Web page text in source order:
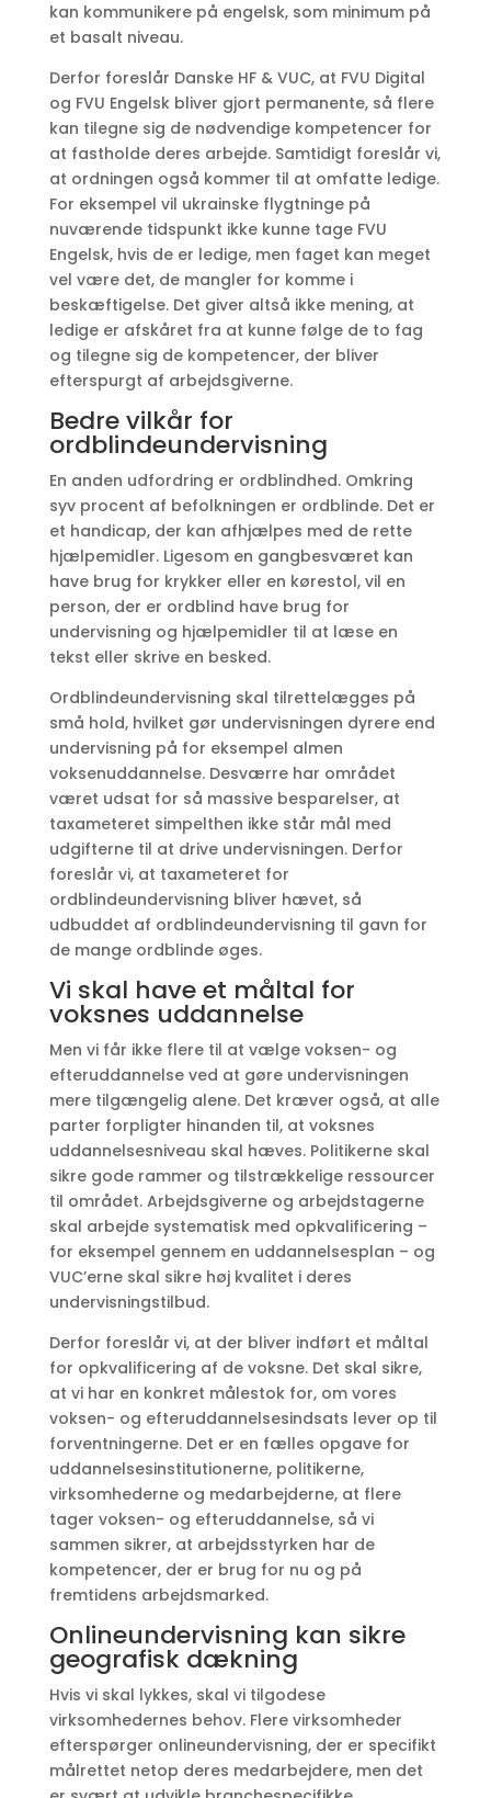
kan kommunikere på engelsk, som minimum på
et basalt niveau.
Derfor foreslår Danske HF & VUC, at FVU Digital
og FVU Engelsk bliver gjort permanente, så flere
kan tilegne sig de nødvendige kompetencer for
at fastholde deres arbejde. Samtidigt foreslår vi,
at ordningen også kommer til at omfatte ledige.
For eksempel vil ukrainske flygtninge på
nuværende tidspunkt ikke kunne tage FVU
Engelsk, hvis de er ledige, men faget kan meget
vel være det, de mangler for komme i
beskæftigelse. Det giver altså ikke mening, at
ledige er afskåret fra at kunne følge de to fag
og tilegne sig de kompetencer, der bliver
efterspurgt af arbejdsgiverne.
Bedre vilkår for
ordblindeundervisning
En anden udfordring er ordblindhed. Omkring
syv procent af befolkningen er ordblinde. Det er
et handicap, der kan afhjælpes med de rette
hjælpemidler. Ligesom en gangbesværet kan
have brug for krykker eller en kørestol, vil en
person, der er ordblind have brug for
undervisning og hjælpemidler til at læse en
tekst eller skrive en besked.
Ordblindeundervisning skal tilrettelægges på
små hold, hvilket gør undervisningen dyrere end
undervisning på for eksempel almen
voksenuddannelse. Desværre har området
været udsat for så massive besparelser, at
taxameteret simpelthen ikke står mål med
udgifterne til at drive undervisningen. Derfor
foreslår vi, at taxameteret for
ordblindeundervisning bliver hævet, så
udbuddet af ordblindeundervisning til gavn for
de mange ordblinde øges.
Vi skal have et måltal for
voksnes uddannelse
Men vi får ikke flere til at vælge voksen- og
efteruddannelse ved at gøre undervisningen
mere tilgængelig alene. Det kræver også, at alle
parter forpligter hinanden til, at voksnes
uddannelsesniveau skal hæves. Politikerne skal
sikre gode rammer og tilstrækkelige ressourcer
til området. Arbejdsgiverne og arbejdstagerne
skal arbejde systematisk med opkvalificering –
for eksempel gennem en uddannelsesplan – og
VUC’erne skal sikre høj kvalitet i deres
undervisningstilbud.
Derfor foreslår vi, at der bliver indført et måltal
for opkvalificering af de voksne. Det skal sikre,
at vi har en konkret målestok for, om vores
voksen- og efteruddannelsesindsats lever op til
forventningerne. Det er en fælles opgave for
uddannelsesinstitutionerne, politikerne,
virksomhederne og medarbejderne, at flere
tager voksen- og efteruddannelse, så vi
sammen sikrer, at arbejdsstyrken har de
kompetencer, der er brug for nu og på
fremtidens arbejdsmarked.
Onlineundervisning kan sikre
geografisk dækning
Hvis vi skal lykkes, skal vi tilgodese
virksomhedernes behov. Flere virksomheder
efterspørger onlineundervisning, der er specifikt
målrettet netop deres medarbejdere, men det